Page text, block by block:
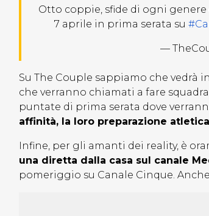
Otto coppie, sfide di ogni
7 aprile in prima serata su
—
Su The Couple sappiamo che vedrà
che verranno chiamati a fare
puntate di prima serata dove
affinità, la loro preparazione
Infine, per gli amanti dei reality, è
una diretta dalla casa sul canale
pomeriggio su Canale Cinque.